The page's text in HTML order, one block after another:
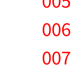
006
007